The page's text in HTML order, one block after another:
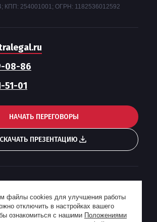
КПП: 254001001; ОГРН: 1182536012592
08-86
51-01
НАЧАТЬ ПЕРЕГОВОРЫ
СКАЧАТЬ ПРЕЗЕНТАЦИЮ
соглашение
файлы cookies для улучшения работы
отключить в настройках вашего
ознакомиться с нашими Положениями